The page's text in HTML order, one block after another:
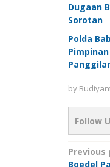
Dugaan
Sorotan
Polda
by
Follow
Post
Previous
Boedel